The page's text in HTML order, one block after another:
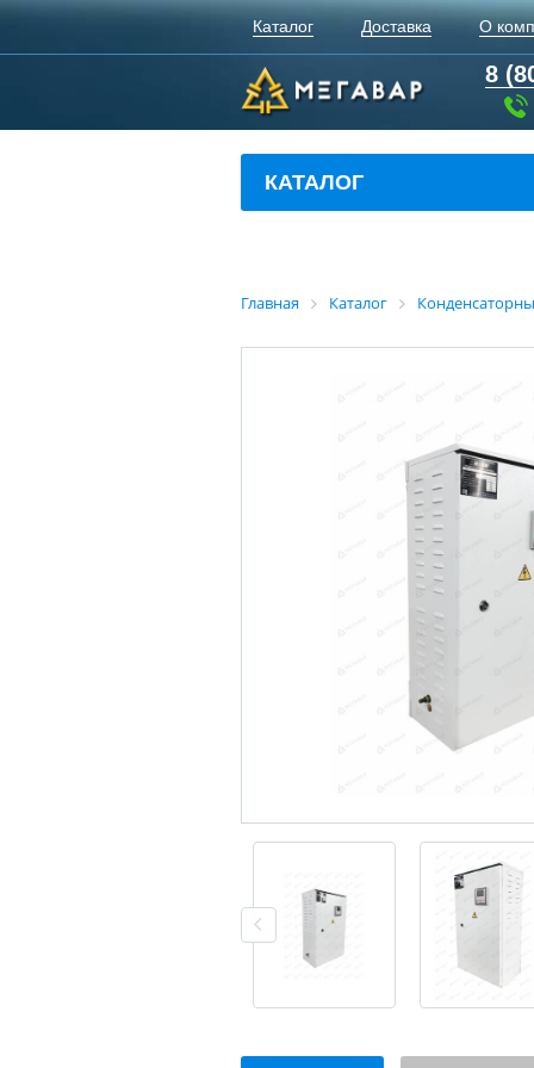
Каталог Доставка О
8
КАТАЛОГ
Главная Каталог